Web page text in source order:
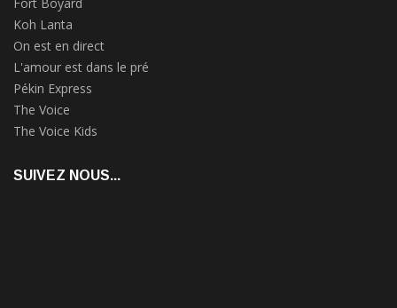
Koh Lanta
On est en direct
L'amour est dans le pré
Pékin Express
The Voice
The Voice Kids
SUIVEZ NOUS...